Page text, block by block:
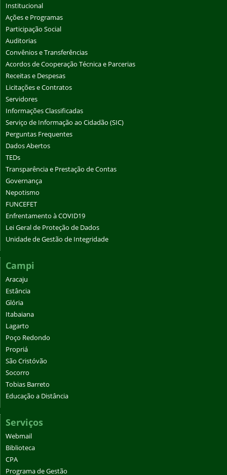
Institucional
Ações e Programas
Participação Social
Auditorias
Convênios e Transferências
Acordos de Cooperação Técnica e Parcerias
Receitas e Despesas
Licitações e Contratos
Servidores
Informações Classificadas
Serviço de Informação ao Cidadão (SIC)
Perguntas Frequentes
Dados Abertos
TEDs
Transparência e Prestação de Contas
Governança
Nepotismo
FUNCEFET
Enfrentamento à COVID19
Lei Geral de Proteção de Dados
Unidade de Gestão de Integridade
Campi
Aracaju
Estância
Glória
Itabaiana
Lagarto
Poço Redondo
Propriá
São Cristóvão
Socorro
Tobias Barreto
Educação a Distância
Serviços
Webmail
Biblioteca
CPA
Programa de Gestão